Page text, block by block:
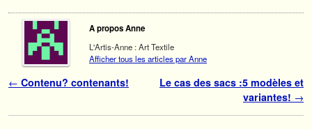
A propos Anne
L'Artis-Anne : Art Textile
Afficher tous les articles par Anne
Navigation des articles
← Contenu? contenants!
Le cas des sacs :5 modèles et
variantes! →